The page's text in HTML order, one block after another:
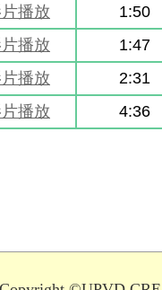
播放
1:50
播放
1:47
播放
2:31
播放 4:36